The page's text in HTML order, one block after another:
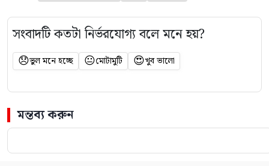
সংবাদটি কতটা নির্ভরযোগ্য বলে মনে হয়?
😞ভুল মনে হচ্ছে 😐মোটামুটি 😍খুব ভালো
মন্তব্য করুন